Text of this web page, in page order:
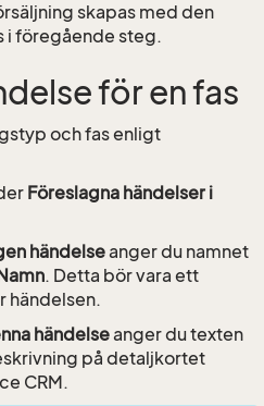
skapas med den
i föregående steg.
för en fas
och fas enligt
Föreslagna händelser i
händelseanger du namnet
. Detta bör vara ett
händelsen.
händelseanger du texten
på detaljkortet
CRM.